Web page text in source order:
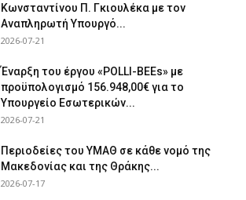
Κωνσταντίνου Π. Γκιουλέκα με τον
Αναπληρωτή Υπουργό...
2026-07-21
Έναρξη του έργου «POLLI-BEEs» με
προϋπολογισμό 156.948,00€ για το
Υπουργείο Εσωτερικών...
2026-07-21
Περιοδείες του ΥΜΑΘ σε κάθε νομό της
Μακεδονίας και της Θράκης...
2026-07-17